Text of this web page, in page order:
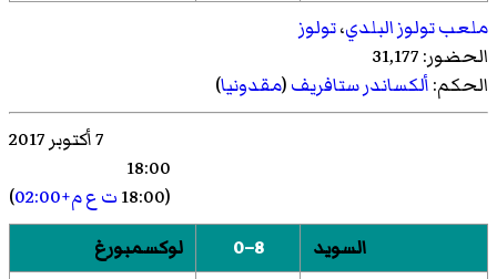
ملعب تولوز البلدي،تولوز
الحضور: 31,177
الحكم:ألكساندر ستافريف(مقدونيا)
7 أكتوبر 2017
18:00
(18:00
ت ع م+02:00
)
السويد
8–0 لوكسمبورغ